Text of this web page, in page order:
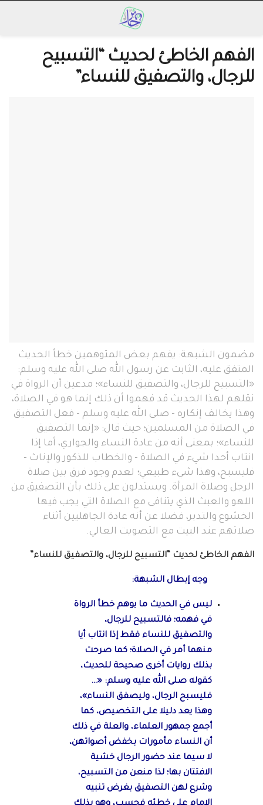
الفهم الخاطئ لحديث “التسبيح
للرجال، والتصفيق للنساء”
مضمون الشبهة: يفهم بعض المتوهمين خطأ الحديث
المتفق عليه، الثابت عن رسول الله صلى الله عليه وسلم:
«التسبيح للرجال، والتصفيق للنساء»؛ مدعين أن الرواة في
نقلهم لهذا الحديث قد فهموا أن ذلك إنما هو في الصلاة،
وهذا يخالف إنكاره - صلى الله عليه وسلم - فعل التصفيق
في الصلاة من المسلمين؛ حيث قال: «إنما التصفيق
للنساء»؛ بمعنى أنه من عادة النساء والجواري، أما إذا
انتاب أحدا شيء في الصلاة - والخطاب للذكور والإناث -
فليسبح، وهذا شيء طبيعي؛ لعدم وجود فرق بين صلاة
الرجل وصلاة المرأة. ويستدلون على ذلك بأن التصفيق من
اللهو والعبث الذي يتنافى مع الصلاة التي يجب فيها
الخشوع والتدبر، فضلا عن أنه عادة الجاهليين أثناء
صلاتهم عند البيت مع التصويت العالي.
الفهم الخاطئ لحديث “التسبيح للرجال، والتصفيق للنساء”
وجه إبطال الشبهة:
ليس في الحديث ما يوهم خطأ الرواة
في فهمه؛ فالتسبيح للرجال،
والتصفيق للنساء فقط إذا انتاب أيا
منهما أمر في الصلاة؛ كما صرحت
بذلك روايات أخرى صحيحة للحديث،
كقوله صلى الله عليه وسلم: «…
فليسبح الرجال، وليصفق النساء»،
وهذا يعد دليلا على التخصيص، كما
أجمع جمهور العلماء، والعلة في ذلك
أن النساء مأمورات بخفض أصواتهن،
لا سيما عند حضور الرجال خشية
الافتتان بها؛ لذا منعن من التسبيح،
وشرع لهن التصفيق بغرض تنبيه